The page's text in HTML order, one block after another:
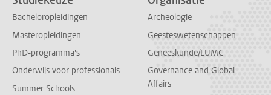
Bacheloropleidingen
Masteropleidingen
PhD-programma's
Onderwijs voor professionals
Summer Schools
Archeologie
Geesteswetenschappen
Geneeskunde/LUMC
Governance and Global
Affairs